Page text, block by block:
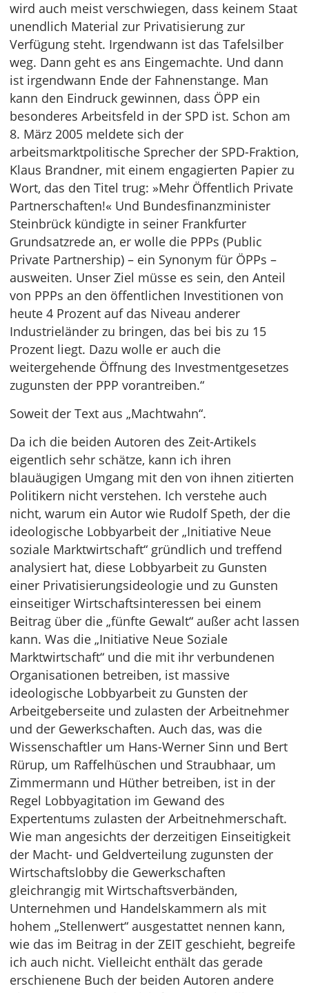
wird auch meist verschwiegen, dass keinem Staat
unendlich Material zur Privatisierung zur
Verfügung steht. Irgendwann ist das Tafelsilber
weg. Dann geht es ans Eingemachte. Und dann
ist irgendwann Ende der Fahnenstange. Man
kann den Eindruck gewinnen, dass ÖPP ein
besonderes Arbeitsfeld in der SPD ist. Schon am
8. März 2005 meldete sich der
arbeitsmarktpolitische Sprecher der SPD-Fraktion,
Klaus Brandner, mit einem engagierten Papier zu
Wort, das den Titel trug: »Mehr Öffentlich Private
Partnerschaften!« Und Bundesfinanzminister
Steinbrück kündigte in seiner Frankfurter
Grundsatzrede an, er wolle die PPPs (Public
Private Partnership) – ein Synonym für ÖPPs –
ausweiten. Unser Ziel müsse es sein, den Anteil
von PPPs an den öffentlichen Investitionen von
heute 4 Prozent auf das Niveau anderer
Industrieländer zu bringen, das bei bis zu 15
Prozent liegt. Dazu wolle er auch die
weitergehende Öffnung des Investmentgesetzes
zugunsten der PPP vorantreiben.“
Soweit der Text aus „Machtwahn“.
Da ich die beiden Autoren des Zeit-Artikels
eigentlich sehr schätze, kann ich ihren
blauäugigen Umgang mit den von ihnen zitierten
Politikern nicht verstehen. Ich verstehe auch
nicht, warum ein Autor wie Rudolf Speth, der die
ideologische Lobbyarbeit der „Initiative Neue
soziale Marktwirtschaft“ gründlich und treffend
analysiert hat, diese Lobbyarbeit zu Gunsten
einer Privatisierungsideologie und zu Gunsten
einseitiger Wirtschaftsinteressen bei einem
Beitrag über die „fünfte Gewalt“ außer acht lassen
kann. Was die „Initiative Neue Soziale
Marktwirtschaft“ und die mit ihr verbundenen
Organisationen betreiben, ist massive
ideologische Lobbyarbeit zu Gunsten der
Arbeitgeberseite und zulasten der Arbeitnehmer
und der Gewerkschaften. Auch das, was die
Wissenschaftler um Hans-Werner Sinn und Bert
Rürup, um Raffelhüschen und Straubhaar, um
Zimmermann und Hüther betreiben, ist in der
Regel Lobbyagitation im Gewand des
Expertentums zulasten der Arbeitnehmerschaft.
Wie man angesichts der derzeitigen Einseitigkeit
der Macht- und Geldverteilung zugunsten der
Wirtschaftslobby die Gewerkschaften
gleichrangig mit Wirtschaftsverbänden,
Unternehmen und Handelskammern als mit
hohem „Stellenwert“ ausgestattet nennen kann,
wie das im Beitrag in der ZEIT geschieht, begreife
ich auch nicht. Vielleicht enthält das gerade
erschienene Buch der beiden Autoren andere